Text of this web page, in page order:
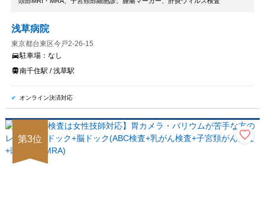
浅草病院
東京都台東区今戸2-26-15
駐車場： なし
南千住駅 / 浅草駅
オンライン決済対応
第3位